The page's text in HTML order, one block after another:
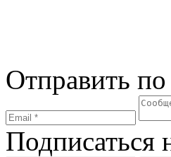
Отправить
Подписаться